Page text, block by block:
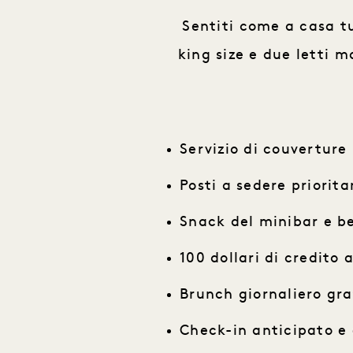
Sentiti come a casa
king size e due letti
Servizio di
Posti a sedere
Snack del minibar e
100 dollari di credito
Brunch giornaliero
Check-in anticipato